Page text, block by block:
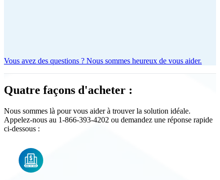
Vous avez des questions ? Nous sommes heureux de vous aider.
Quatre façons d'acheter :
Nous sommes là pour vous aider à trouver la solution idéale.
Appelez-nous au 1-866-393-4202 ou demandez une réponse rapide
ci-dessous :